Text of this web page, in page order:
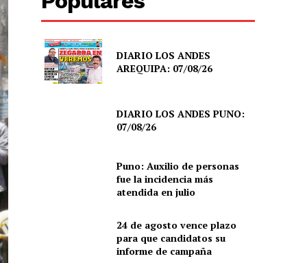
DIARIO LOS ANDES
AREQUIPA: 07/08/26
DIARIO LOS ANDES PUNO:
07/08/26
Puno: Auxilio de personas
fue la incidencia más
atendida en julio
24 de agosto vence plazo
para que candidatos su
informe de campaña